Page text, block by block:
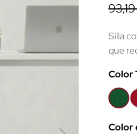
Silla
que
Color
Verde
103
VC
Color